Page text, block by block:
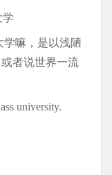
学
学嘛，是以浅陋
或者说世界一流
university.